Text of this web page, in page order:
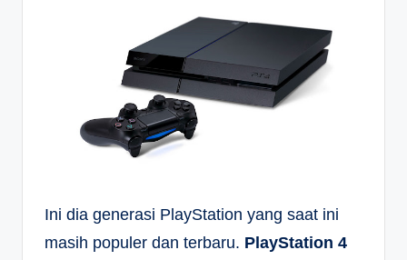
Ini dia generasi PlayStation yang saat ini
masih populer dan terbaru. PlayStation 4